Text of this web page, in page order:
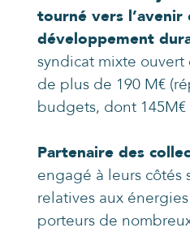
tourné vers l’avenir
développement
syndicat mixte
de plus de 190 M€
budgets, dont
Partenaire des
engagé à leurs côtés
relatives aux
porteurs de